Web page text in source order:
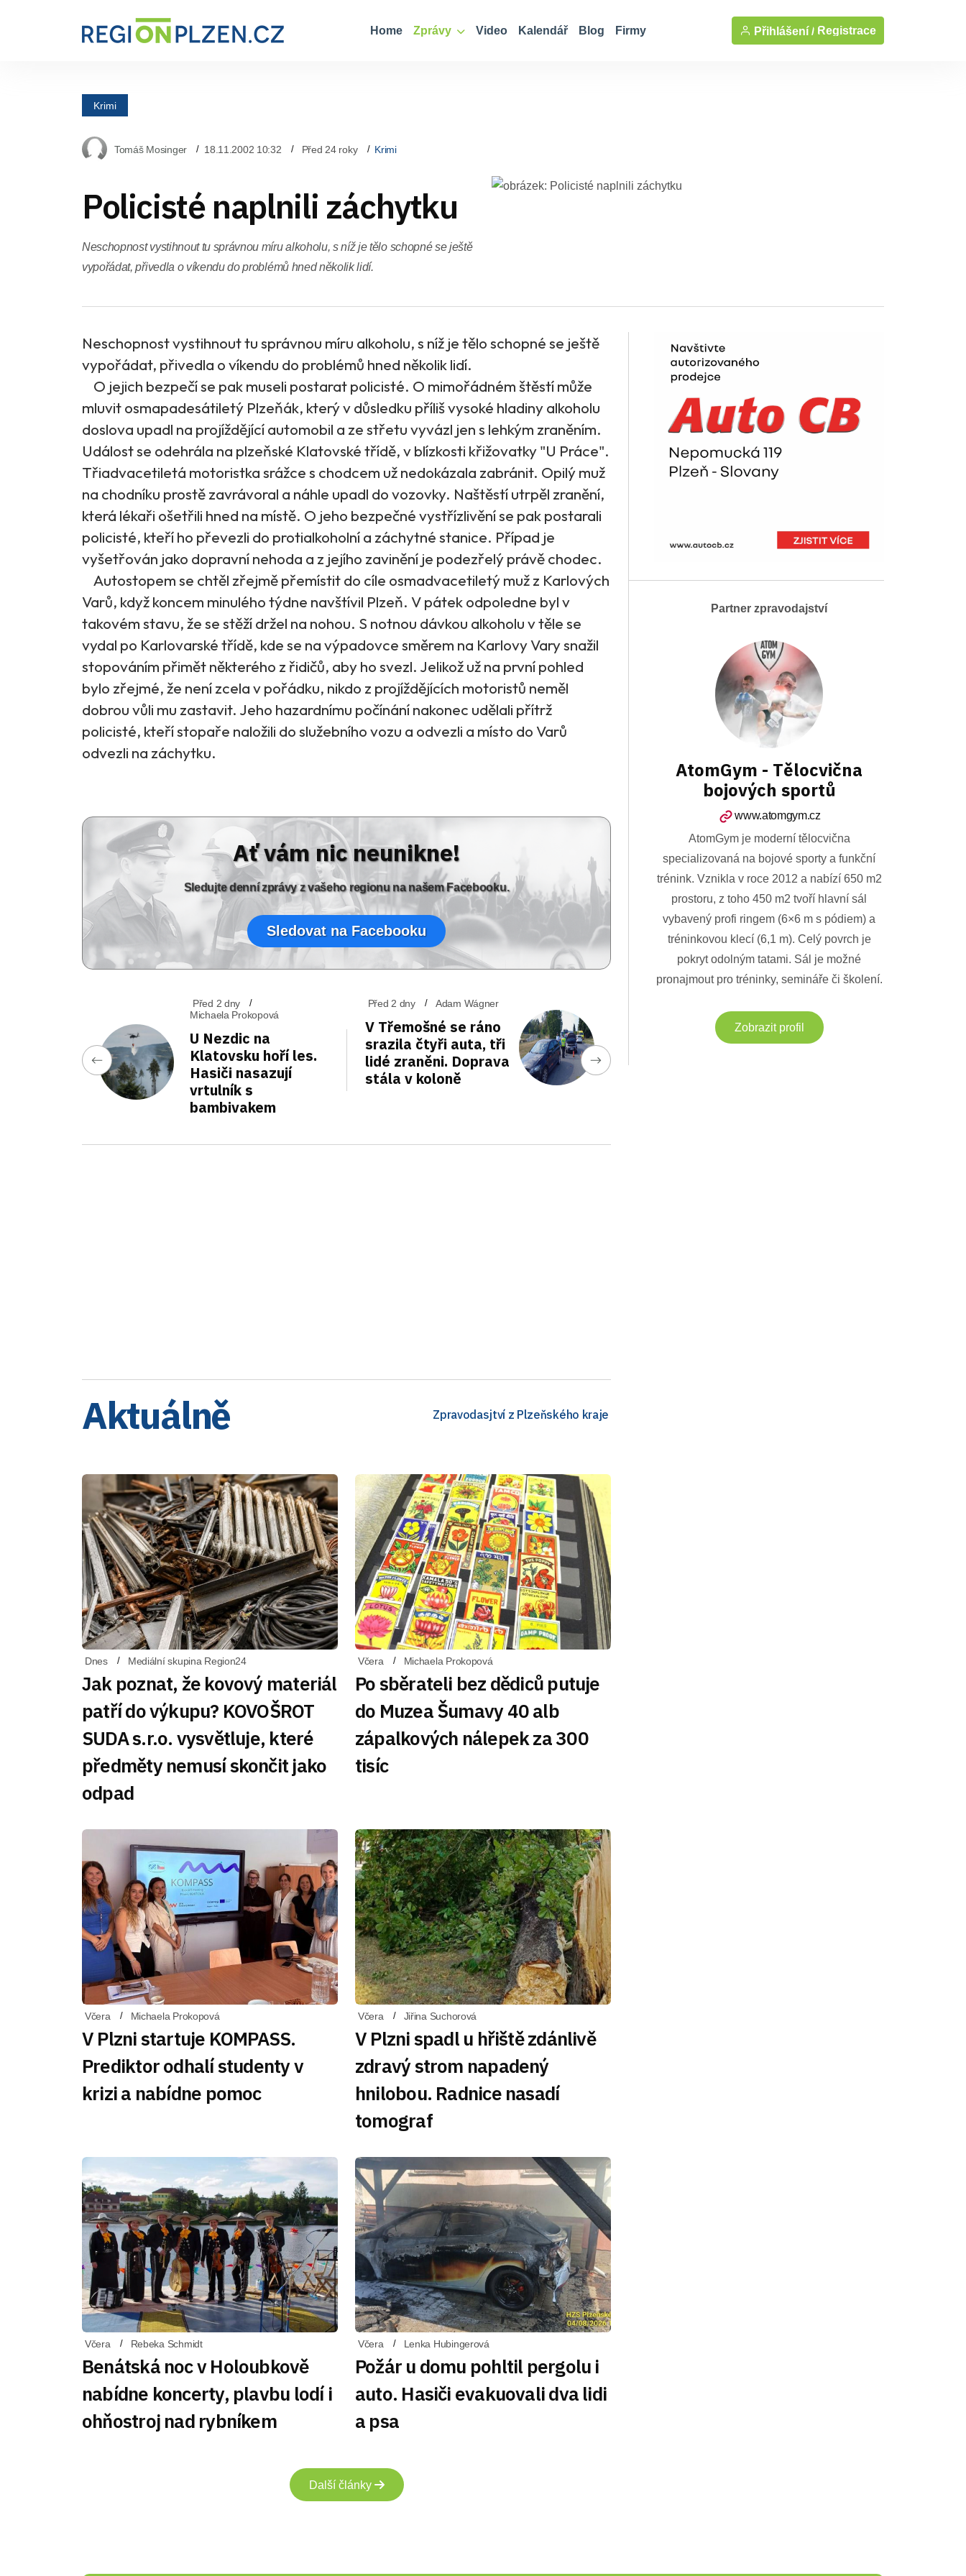
Home Zprávy Video Kalendář Blog Firmy Přihlášení / Registrace
Krimi
Tomáš Mosinger 18.11.2002 10:32 Před 24 roky Krimi
Policisté naplnili záchytku
Neschopnost vystihnout tu správnou míru alkoholu, s níž je tělo schopné se ještě
vypořádat, přivedla o víkendu do problémů hned několik lidí.
Neschopnost vystihnout tu správnou míru alkoholu, s níž je tělo schopné se ještě
vypořádat, přivedla o víkendu do problémů hned několik lidí.
O jejich bezpečí se pak museli postarat policisté. O mimořádném štěstí může
mluvit osmapadesátiletý Plzeňák, který v důsledku příliš vysoké hladiny alkoholu
doslova upadl na projíždějící automobil a ze střetu vyvázl jen s lehkým zraněním.
Událost se odehrála na plzeňské Klatovské třídě, v blízkosti křižovatky "U Práce".
Třiadvacetiletá motoristka srážce s chodcem už nedokázala zabránit. Opilý muž
na chodníku prostě zavrávoral a náhle upadl do vozovky. Naštěstí utrpěl zranění,
která lékaři ošetřili hned na místě. O jeho bezpečné vystřízlivění se pak postarali
policisté, kteří ho převezli do protialkoholní a záchytné stanice. Případ je
vyšetřován jako dopravní nehoda a z jejího zavinění je podezřelý právě chodec.
Autostopem se chtěl zřejmě přemístit do cíle osmadvacetiletý muž z Karlových
Varů, když koncem minulého týdne navštívil Plzeň. V pátek odpoledne byl v
takovém stavu, že se stěží držel na nohou. S notnou dávkou alkoholu v těle se
vydal po Karlovarské třídě, kde se na výpadovce směrem na Karlovy Vary snažil
stopováním přimět některého z řidičů, aby ho svezl. Jelikož už na první pohled
bylo zřejmé, že není zcela v pořádku, nikdo z projíždějících motoristů neměl
dobrou vůli mu zastavit. Jeho hazardnímu počínání nakonec udělali přítrž
policisté, kteří stopaře naložili do služebního vozu a odvezli a místo do Varů
odvezli na záchytku.
Ať vám nic neunikne!
Sledujte denní zprávy z vašeho regionu na našem Facebooku.
Sledovat na Facebooku
Před 2 dny
Michaela Prokopová
U Nezdic na
Klatovsku hoří les.
Hasiči nasazují
vrtulník s
bambivakem
Před 2 dny Adam Wágner
V Třemošné se ráno
srazila čtyři auta, tři
lidé zraněni. Doprava
stála v koloně
Aktuálně Zpravodasjtví z Plzeňského kraje
Dnes Mediální skupina Region24
Jak poznat, že kovový materiál
patří do výkupu? KOVOŠROT
SUDA s.r.o. vysvětluje, které
předměty nemusí skončit jako
odpad
Včera Michaela Prokopová
Po sběrateli bez dědiců putuje
do Muzea Šumavy 40 alb
zápalkových nálepek za 300
tisíc
Včera Michaela Prokopová
V Plzni startuje KOMPASS.
Prediktor odhalí studenty v
krizi a nabídne pomoc
Včera Jiřina Suchorová
V Plzni spadl u hřiště zdánlivě
zdravý strom napadený
hnilobou. Radnice nasadí
tomograf
Včera Rebeka Schmidt
Benátská noc v Holoubkově
nabídne koncerty, plavbu lodí i
ohňostroj nad rybníkem
Včera Lenka Hubingerová
Požár u domu pohltil pergolu i
auto. Hasiči evakuovali dva lidi
a psa
Další články
Partner zpravodajství
AtomGym - Tělocvična
bojových sportů
www.atomgym.cz
AtomGym je moderní tělocvična
specializovaná na bojové sporty a funkční
trénink. Vznikla v roce 2012 a nabízí 650 m2
prostoru, z toho 450 m2 tvoří hlavní sál
vybavený profi ringem (6×6 m s pódiem) a
tréninkovou klecí (6,1 m). Celý povrch je
pokryt odolným tatami. Sál je možné
pronajmout pro tréninky, semináře či školení.
Zobrazit profil